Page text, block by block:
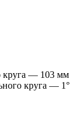
круга — 103 мм
круга — 1°